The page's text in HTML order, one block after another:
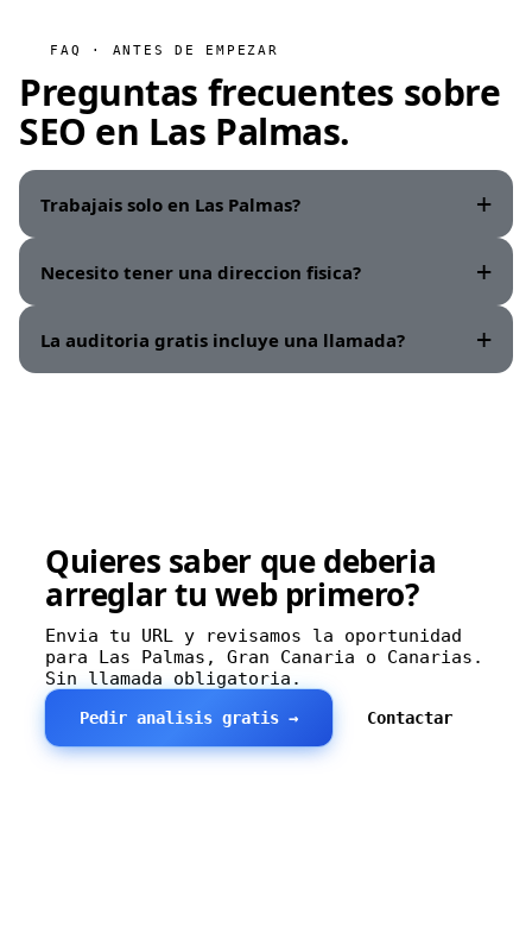
FAQ · ANTES DE EMPEZAR
Preguntas frecuentes sobre
SEO en Las Palmas.
Trabajais solo en Las Palmas?
Necesito tener una direccion fisica?
La auditoria gratis incluye una llamada?
Quieres saber que deberia
arreglar tu web primero?
Envia tu URL y revisamos la oportunidad
para Las Palmas, Gran Canaria o Canarias.
Sin llamada obligatoria.
Pedir analisis gratis → Contactar